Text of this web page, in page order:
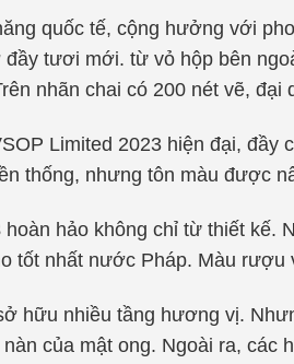
quốc tế, cộng hưởng với
tươi mới. từ vỏ hộp bên
nhãn chai có 200 nét vẽ, đại
Limited 2023 hiện đại,
thống, nhưng tôn màu được
hoàn hảo không chỉ từ thiết kế.
tốt nhất nước Pháp. Màu rượu
hữu nhiều tầng hương vị.
của mật ong. Ngoài ra,